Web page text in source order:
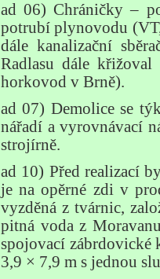
ad 06) Chráničky –
potrubí plynovodu
dále kanalizační
Radlasu dále
horkovod v Brně).
ad 07) Demolice se
nářadí a vyrovnávací
strojírně.
ad 10) Před realizací
je na opěrné zdi v
vyzděná z tvárnic,
pitná voda z
spojovací zábrdovické
3,9 × 7,9 m s jednou